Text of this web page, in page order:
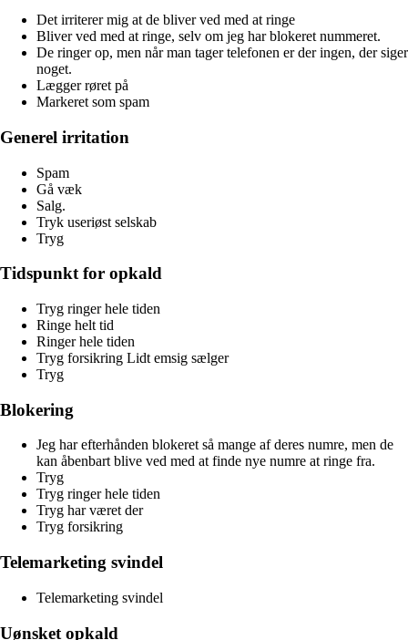
Det irriterer mig at de bliver ved med at ringe
Bliver ved med at ringe, selv om jeg har blokeret nummeret.
De ringer op, men når man tager telefonen er der ingen, der siger
noget.
Lægger røret på
Markeret som spam
Generel irritation
Spam
Gå væk
Salg.
Tryk useriøst selskab
Tryg
Tidspunkt for opkald
Tryg ringer hele tiden
Ringe helt tid
Ringer hele tiden
Tryg forsikring Lidt emsig sælger
Tryg
Blokering
Jeg har efterhånden blokeret så mange af deres numre, men de
kan åbenbart blive ved med at finde nye numre at ringe fra.
Tryg
Tryg ringer hele tiden
Tryg har været der
Tryg forsikring
Telemarketing svindel
Telemarketing svindel
Uønsket opkald